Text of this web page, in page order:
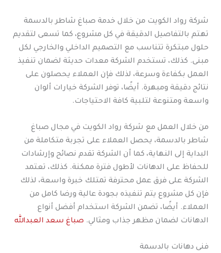
شركة رواد الكويت من خلال خدمة صباغ شاطر بالدسمة
تهتم بالتفاصيل الدقيقة في كل مشروع، كما تسعى لتقديم
حلول مبتكرة تتناسب مع التصميم الداخلي والخارجي لكل
مبنى. كذلك، تستخدم الشركة معدات حديثة لضمان تنفيذ
العمل بكفاءة وسرعة، لذلك فإن العملاء يحصلون على
نتائج دقيقة ومبهرة. أيضًا، توفر الشركة خيارات ألوان
واسعة ومتنوعة لتلبية كافة الاحتياجات.
من خلال العمل مع شركة رواد الكويت في مجال صباغ
شاطر بالدسمة، يحصل العملاء على تجربة متكاملة من
البداية إلى النهاية، كما أن الشركة تقدم نصائح وإرشادات
للحفاظ على الدهانات لأطول فترة ممكنة. كذلك، تعتمد
الشركة على فرق عمل محترفة تمتلك خبرة واسعة، لذلك
فإن كل مشروع يتم تنفيذه بجودة عالية ورضا كامل من
العملاء. أيضًا، تضمن الشركة استخدام أفضل أنواع
الدهانات لضمان مظهر جذاب ومثالي. صباغ سعد العبدالله
فنى دهانات بالدسمة